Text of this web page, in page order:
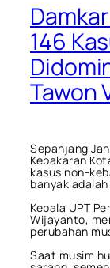
146
Tawon
Sepanjang
Kebakaran
kasus non-
banyak
Kepala UPT
Wijayanto,
perubahan
Saat musim